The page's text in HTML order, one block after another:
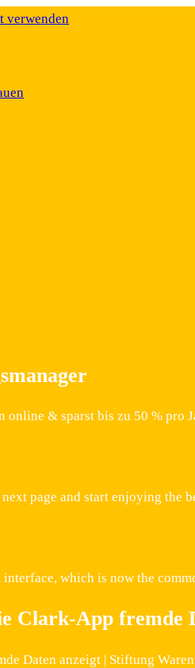
verwenden
& sparst bis zu 50 %
page and start enjoying
which is now the
Clark-App fremde
Daten anzeigt | Stiftung